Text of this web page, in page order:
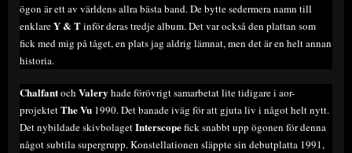
ögon är ett av världens allra bästa band. De bytte sedermera namn till
enklareY & Tinför deras tredje album. Det var också den plattan som
fick med mig på tåget, en plats jag aldrig lämnat, men det är en helt annan
historia.
Chalfantoch Valery hade förövrigt samarbetat lite tidigare i aor-
projektetThe Vu 1990. Det banade iväg för att gjuta liv i något helt nytt.
Det nybildade skivbolagetInterscopefick snabbt upp ögonen för denna
något subtila supergrupp. Konstellationen släppte sin debutplatta 1991,